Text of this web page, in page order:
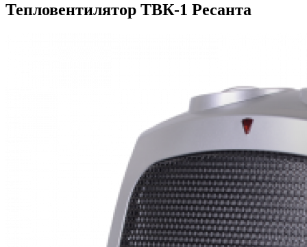
Тепловентилятор ТВК-1 Ресанта